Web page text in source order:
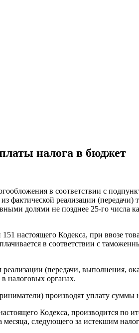
налога в бюджет
в соответствии с
фактической реализации
долями не позднее 25-го числа
настоящего Кодекса, при ввозе
в соответствии с
(передачи, выполнения,
налоговых органах.
производят уплату суммы
Кодекса, производится по
месяца, следующего за истекшим